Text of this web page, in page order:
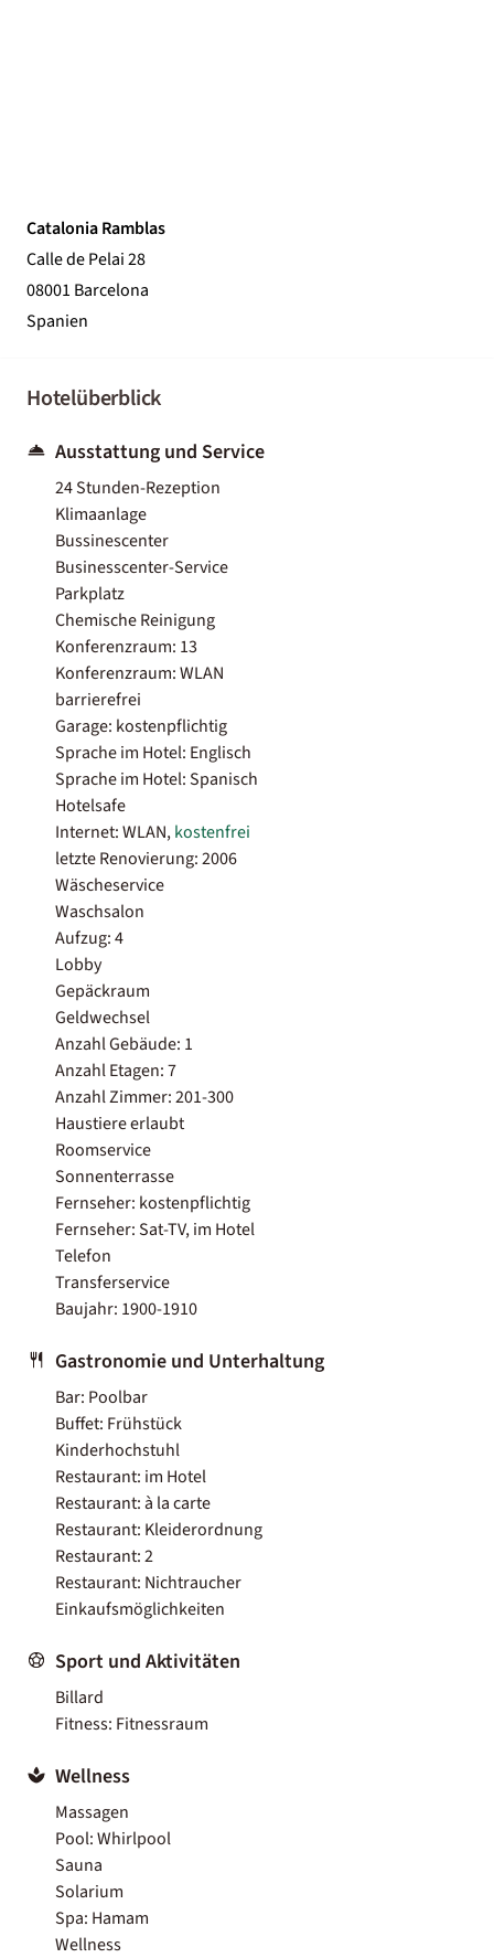
Catalonia Ramblas
Calle de Pelai 28
08001 Barcelona
Spanien
Hotelüberblick
Ausstattung und Service
24 Stunden-Rezeption
Klimaanlage
Bussinescenter
Businesscenter-Service
Parkplatz
Chemische Reinigung
Konferenzraum: 13
Konferenzraum: WLAN
barrierefrei
Garage: kostenpflichtig
Sprache im Hotel: Englisch
Sprache im Hotel: Spanisch
Hotelsafe
Internet: WLAN,kostenfrei
letzte Renovierung: 2006
Wäscheservice
Waschsalon
Aufzug: 4
Lobby
Gepäckraum
Geldwechsel
Anzahl Gebäude: 1
Anzahl Etagen: 7
Anzahl Zimmer: 201-300
Haustiere erlaubt
Roomservice
Sonnenterrasse
Fernseher: kostenpflichtig
Fernseher: Sat-TV, im Hotel
Telefon
Transferservice
Baujahr: 1900-1910
Gastronomie und Unterhaltung
Bar: Poolbar
Buffet: Frühstück
Kinderhochstuhl
Restaurant: im Hotel
Restaurant: à la carte
Restaurant: Kleiderordnung
Restaurant: 2
Restaurant: Nichtraucher
Einkaufsmöglichkeiten
Sport und Aktivitäten
Billard
Fitness: Fitnessraum
Wellness
Massagen
Pool: Whirlpool
Sauna
Solarium
Spa: Hamam
Wellness